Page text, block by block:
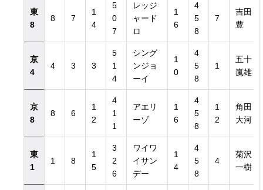
東
8
8 7
1
4
5
0
7
レッジ
ャード
ロ
1
6
4
5
8
7
吉田
豊
京
4
4 3 3
5
1
4
シング
ンジョ
ーイ
1
0
4
5
8
1
五十
嵐雄
京
8
8 6
1
2
4
1
1
アエリ
ーゾ
1
6
4
5
8
1
2
角田
大河
東
1
1 8
1
5
3
2
6
ワイワ
イサン
デー
1
4
4
5
8
4
菊沢
一樹